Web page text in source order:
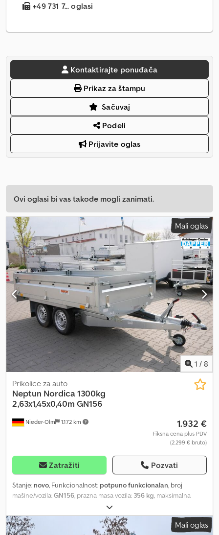
+49 731 7... oglasi
Kontaktirajte ponuđača
Prikaz za štampu
Sačuvaj
Podeli
Prijavite oglas
Ovi oglasi bi vas takođe mogli zanimati.
Mali oglas
1 / 8
Nieder-Olm 1.172 km
Prikolice za auto
Neptun Nordica 1300kg
2,63x1,45x0,40m GN156
1.932 €
Fiksna cena plus PDV
(2.299 € bruto)
Zatražiti Pozvati
Stanje: novo, Funkcionalnost: potpuno funkcionalan, broj
mašine/vozila:GN156 , prazna masa vozila: 356 kg , maksimalna
, ukupna težina:1.300 kg
osovine, dužina tovarnog prostora:2.630 mm, širina utovarnog
prostora:
, visina tovarnog prostora:
, Oprema:
Mali oglas